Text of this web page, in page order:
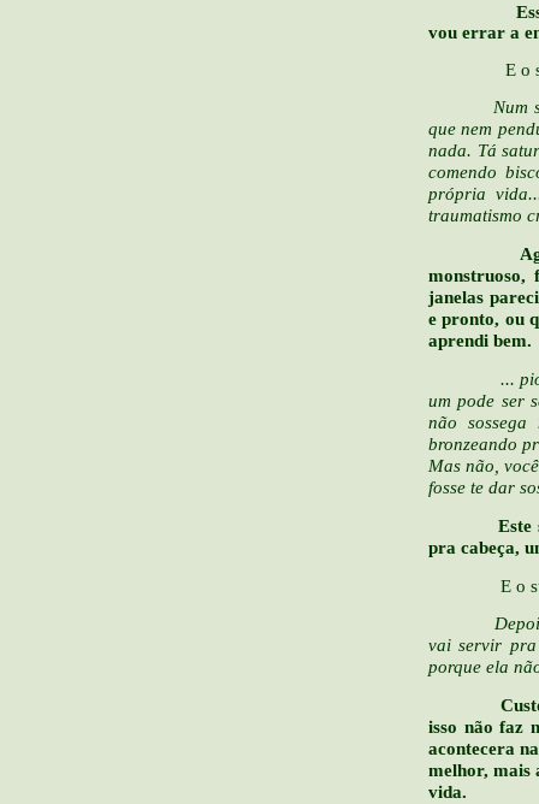
vou errar a
E o suor
Num sente
que nem
nada. Tá
comendo
própria
traumatismo
Agora é
monstruoso,
janelas
e pronto, ou
aprendi bem.
... pior
um pode ser
não
bronzeando
Mas não,
fosse te dar
Este sinal
pra cabeça,
E o suor se
Depois
vai servir pra
porque ela
Custou...
isso não faz
acontecera
melhor, mais
vida.